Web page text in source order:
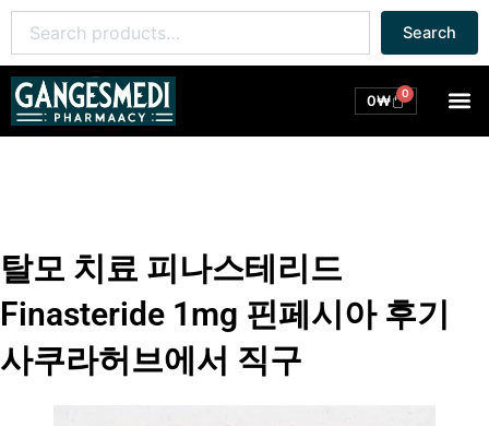
콘
츠
너
for:
Search
0₩ 0
Cart
탈모 치료 피나스테리드
Finasteride 1mg 핀페시아 후기
사쿠라허브에서 직구